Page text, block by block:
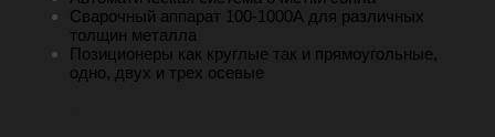
Сварочный аппарат 100-1000А для различных
толщин металла
Позиционеры как круглые так и прямоугольные,
одно, двух и трех осевые